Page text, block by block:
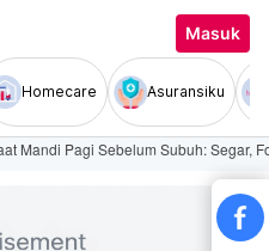
Masuk
Homecare Asuransiku
Mandi Pagi Sebelum Subuh: Segar,